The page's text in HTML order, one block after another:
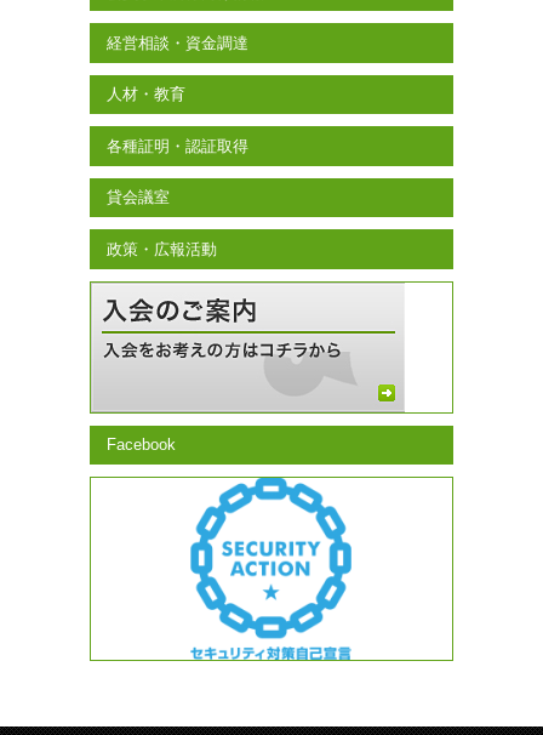
経営相談・資金調達
人材・教育
各種証明・認証取得
貸会議室
政策・広報活動
Facebook